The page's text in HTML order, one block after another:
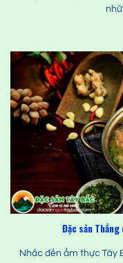
Đặc sản
Nhắc đến ẩm thực Tây